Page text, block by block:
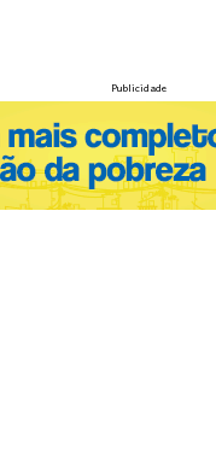
Publicidade